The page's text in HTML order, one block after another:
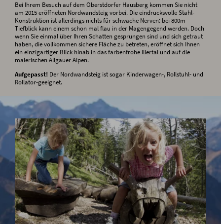
Bei Ihrem Besuch auf dem Oberstdorfer Hausberg kommen Sie nicht
am 2015 eröffneten Nordwandsteig vorbei. Die eindrucksvolle Stahl-
Konstruktion ist allerdings nichts für schwache Nerven: bei 800m
Tiefblick kann einem schon mal flau in der Magengegend werden. Doch
wenn Sie einmal über Ihren Schatten gesprungen sind und sich getraut
haben, die vollkommen sichere Fläche zu betreten, eröffnet sich Ihnen
ein einzigartiger Blick hinab in das farbenfrohe Illertal und auf die
malerischen Allgäuer Alpen.
Aufgepasst! Der Nordwandsteig ist sogar Kinderwagen-, Rollstuhl- und
Rollator-geeignet.